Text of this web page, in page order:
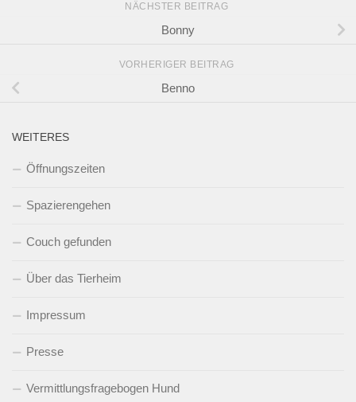
NÄCHSTER BEITRAG
Bonny
VORHERIGER BEITRAG
Benno
WEITERES
Öffnungszeiten
Spazierengehen
Couch gefunden
Über das Tierheim
Impressum
Presse
Vermittlungsfragebogen Hund